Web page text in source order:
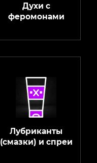
Духи с
феромонами
Лубриканты
(смазки) и спреи